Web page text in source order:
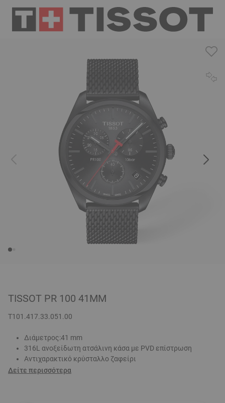
TISSOT PR 100 41MM
T101.417.33.051.00
Διάμετρος:41 mm
316L ανοξείδωτη ατσάλινη κάσα με PVD επίστρωση
Αντιχαρακτικό κρύσταλλο ζαφείρι
Δείτε περισσότερα